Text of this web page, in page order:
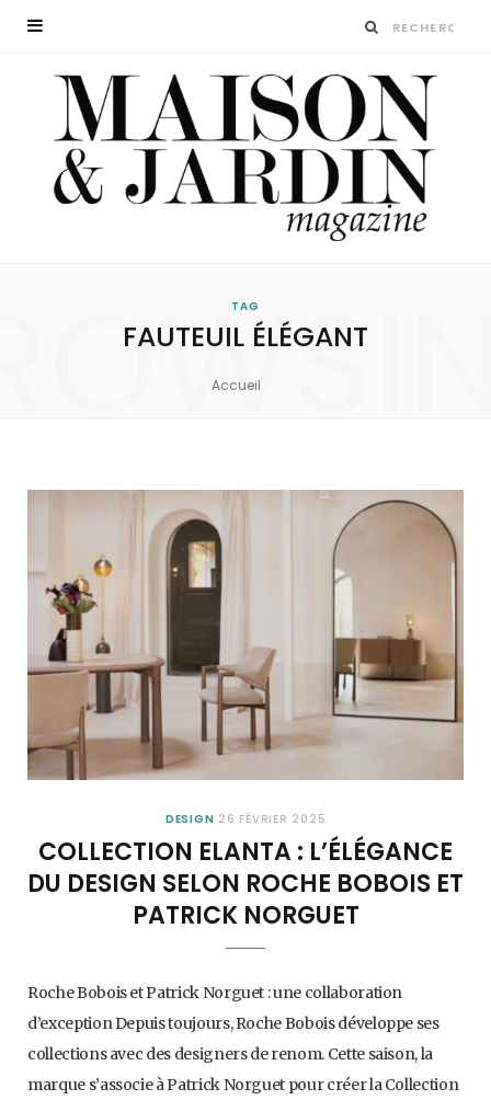
TAG
FAUTEUIL ÉLÉGANT
Accueil
DESIGN 26 FÉVRIER 2025
COLLECTION ELANTA : L’ÉLÉGANCE
DU DESIGN SELON ROCHE BOBOIS ET
PATRICK NORGUET
Roche Bobois et Patrick Norguet : une collaboration
d’exception Depuis toujours, Roche Bobois développe ses
collections avec des designers de renom. Cette saison, la
marque s’associe à Patrick Norguet pour créer la Collection